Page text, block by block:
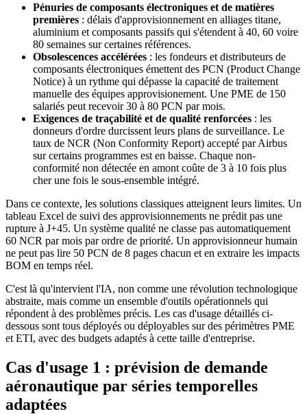
Pénuries de composants électroniques et de matières
premières : délais d'approvisionnement en alliages titane,
aluminium et composants passifs qui s'étendent à 40, 60 voire
80 semaines sur certaines références.
Obsolescences accélérées : les fondeurs et distributeurs de
composants électroniques émettent des PCN (Product Change
Notice) à un rythme qui dépasse la capacité de traitement
manuelle des équipes approvisionement. Une PME de 150
salariés peut recevoir 30 à 80 PCN par mois.
Exigences de traçabilité et de qualité renforcées : les
donneurs d'ordre durcissent leurs plans de surveillance. Le
taux de NCR (Non Conformity Report) accepté par Airbus
sur certains programmes est en baisse. Chaque non-
conformité non détectée en amont coûte de 3 à 10 fois plus
cher une fois le sous-ensemble intégré.
Dans ce contexte, les solutions classiques atteignent leurs limites. Un
tableau Excel de suivi des approvisionnements ne prédit pas une
rupture à J+45. Un système qualité ne classe pas automatiquement
60 NCR par mois par ordre de priorité. Un approvisionneur humain
ne peut pas lire 50 PCN de 8 pages chacun et en extraire les impacts
BOM en temps réel.
C'est là qu'intervient l'IA, non comme une révolution technologique
abstraite, mais comme un ensemble d'outils opérationnels qui
répondent à des problèmes précis. Les cas d'usage détaillés ci-
dessous sont tous déployés ou déployables sur des périmètres PME
et ETI, avec des budgets adaptés à cette taille d'entreprise.
Cas d'usage 1 : prévision de demande
aéronautique par séries temporelles
adaptées